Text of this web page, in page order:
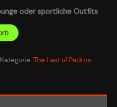
oder sportliche Outfits
Kategorie: The Last of Pedros